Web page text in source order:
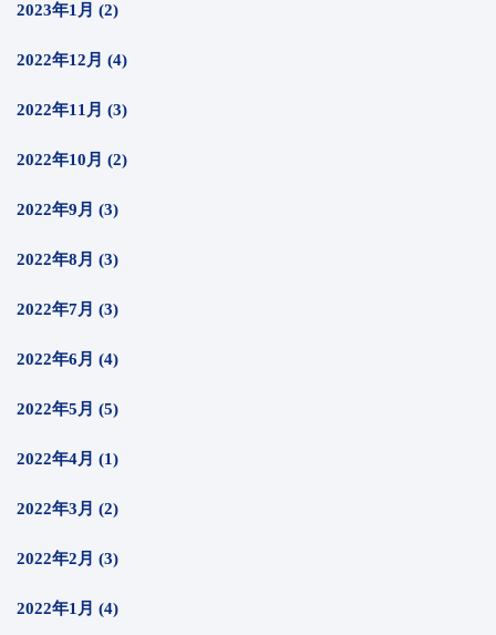
2023年1月 (2)
2022年12月 (4)
2022年11月 (3)
2022年10月 (2)
2022年9月 (3)
2022年8月 (3)
2022年7月 (3)
2022年6月 (4)
2022年5月 (5)
2022年4月 (1)
2022年3月 (2)
2022年2月 (3)
2022年1月 (4)